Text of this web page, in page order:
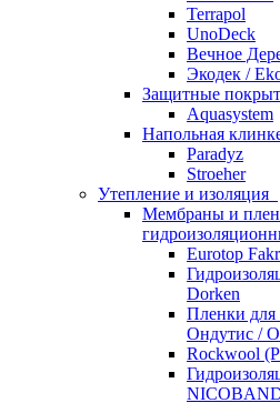
Terrapol
UnoDeck
Вечное
Экодек /
Защитные
Aquasystem
Напольная
Paradyz
Stroeher
Утепление и изоляция
Мембраны и
Eurotop
Dorken
Пленки для
Ондутис /
Rockwool